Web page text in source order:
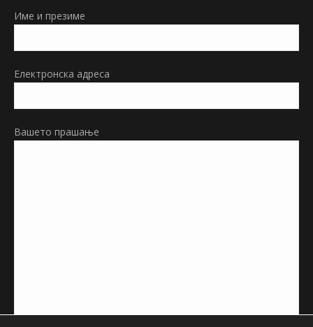
new
Име и презиме
Електронска адреса
Вашето прашање